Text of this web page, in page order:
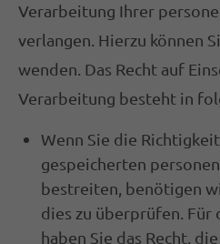
Verarbeitung Ihrer
verlangen. Hierzu können
wenden. Das Recht auf
Verarbeitung besteht in
Wenn Sie die
gespeicherten
bestreiten, benötigen
dies zu überprüfen. Für
haben Sie das Recht,